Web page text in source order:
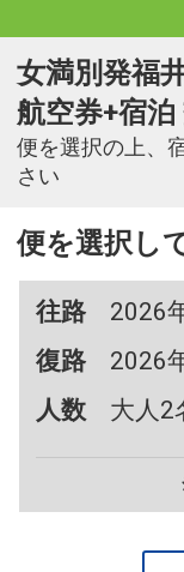
女満別発福
航空券+宿
便を選択の上、
さい
便を選択し
往路
2026
復路
2026
人数
大人2